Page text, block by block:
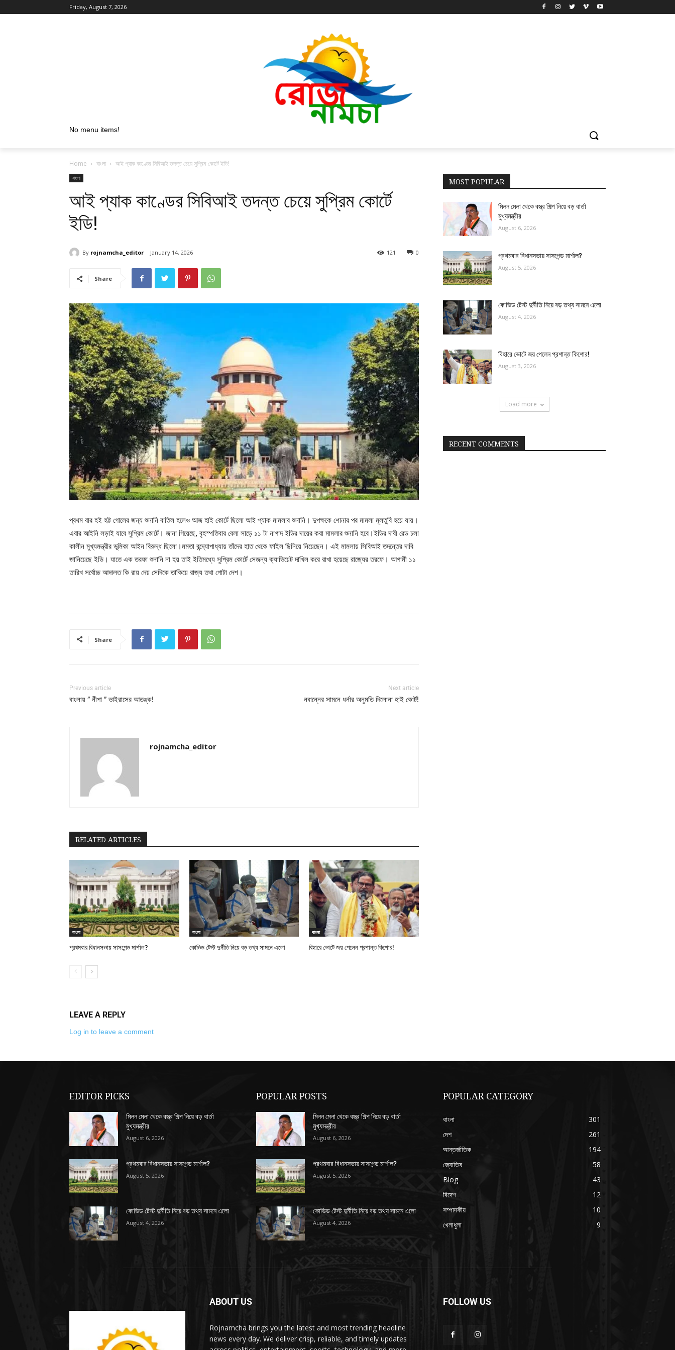
Friday, August 7, 2026
No menu items!
Home বাংলা আই প্যাক কাণ্ডের সিবিআই তদন্ত চেয়ে সুপ্রিম কোর্টে ইডি!
বাংলা
আই প্যাক কাণ্ডের সিবিআই তদন্ত চেয়ে সুপ্রিম কোর্টে
ইডি!
By rojnamcha_editor January 14, 2026 0
121
Share
প্রথম বার হই হট্ট গোলের জন্য শুনানি বাতিল হলেও আজ হাই কোর্টে ছিলো আই প্যাক মামলার শুনানি। দুপক্ষকে শোনার পর মামলা মূলতুবি হয়ে যায়।
এবার আইনি লড়াই যাবে সুপ্রিম কোর্টে। জানা গিয়েছে, বৃহস্পতিবার বেলা সাড়ে ১১ টা নাগাদ ইডির দায়ের করা মামলার শুনানি হবে।ইডির দাবী রেড চলা
কালীন মুখ্যমন্ত্রীর ভূমিকা আইন বিরুদ্ধ ছিলো।মমতা বন্দ্যোপাধ্যায় তাঁদের হাত থেকে ফাইল ছিনিয়ে নিয়েছেন। এই মামলায় সিবিআই তদন্তের দাবি
জানিয়েছে ইডি। যাতে এক তরফা শুনানি না হয় তাই ইতিমধ্যে সুপ্রিম কোর্টে সেজন্য ক্যাভিয়েট দাখিল করে রাখা হয়েছে রাজ্যের তরফে। আগামী ১১
তারিখ সর্বোচ্চ আদালত কি রায় দেয় সেদিকে তাকিয়ে রাজ্য তথা গোটা দেশ।
Share
Previous article
বাংলায় ” নীপা ” ভাইরাসের আতঙ্ক!
Next article
নবান্নের সামনে ধর্নার অনুমতি দিলোনা হাই কোর্ট!
rojnamcha_editor
RELATED ARTICLES
বাংলা
প্রথমবার বিধানসভায় সাসপেন্ড মার্শাল?
বাংলা
কোভিড টেস্ট দুর্নীতি নিয়ে বড় তথ্য সামনে এলো
বাংলা
বিহারে ভোটে জয় পেলেন প্রশান্ত কিশোর!
LEAVE A REPLY
Log in to leave a comment
MOST POPULAR
মিলন মেলা থেকে বস্ত্র শিল্প নিয়ে বড় বার্তা
মুখ্যমন্ত্রীর
August 6, 2026
প্রথমবার বিধানসভায় সাসপেন্ড মার্শাল?
August 5, 2026
কোভিড টেস্ট দুর্নীতি নিয়ে বড় তথ্য সামনে এলো
August 4, 2026
বিহারে ভোটে জয় পেলেন প্রশান্ত কিশোর!
August 3, 2026
Load more
RECENT COMMENTS
EDITOR PICKS
মিলন মেলা থেকে বস্ত্র শিল্প নিয়ে বড় বার্তা
মুখ্যমন্ত্রীর
August 6, 2026
প্রথমবার বিধানসভায় সাসপেন্ড মার্শাল?
August 5, 2026
কোভিড টেস্ট দুর্নীতি নিয়ে বড় তথ্য সামনে এলো
August 4, 2026
POPULAR POSTS
মিলন মেলা থেকে বস্ত্র শিল্প নিয়ে বড় বার্তা
মুখ্যমন্ত্রীর
August 6, 2026
প্রথমবার বিধানসভায় সাসপেন্ড মার্শাল?
August 5, 2026
কোভিড টেস্ট দুর্নীতি নিয়ে বড় তথ্য সামনে এলো
August 4, 2026
POPULAR CATEGORY
বাংলা
301
দেশ
261
আন্তর্জাতিক
194
জ্যোতিষ
58
Blog
43
বিদেশ
12
সম্পাদকীয়
10
খেলাধুলা
9
ABOUT US
Rojnamcha brings you the latest and most trending headline
news every day. We deliver crisp, reliable, and timely updates
FOLLOW US